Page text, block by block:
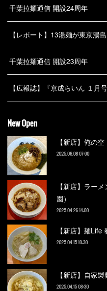
千葉拉麺通信 開設24周年
【レポート】13湯麺が東京湯
千葉拉麺通信 開設23周年
【広報誌】『京成らいん １月
New Open
【新店】俺の空
2025.06.08 07:00
【新店】ラー
園）
2025.04.26 14:00
【新店】麺Life
2025.04.15 10:30
【新店】自家
2025.04.15 08:30